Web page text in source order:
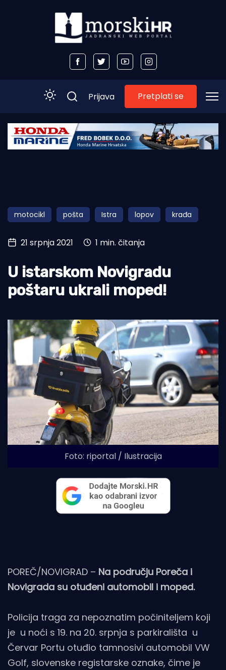
Početna
Obala
Otoci
Turizam i nautika
Pomorstvo
Ribolov
Tradicija i kultura
Prijava Pretplati se
motocikl pošta Istra lopov krađa
21 srpnja 2021 1 min. čitanja
U istarskom Novigradu
poštaru ukrali moped!
Foto: riportal / Ilustracija
POREČ/NOVIGRAD – Na području Poreča i
Novigrada su otuđeni automobil i moped.
Policija traga za nepoznatim počiniteljem koji
je u noći s 19. na 20. srpnja s parkirališta u
Červar Portu otuđio tamnosivi automobil VW
Golf, slovenske registarske oznake, čime je